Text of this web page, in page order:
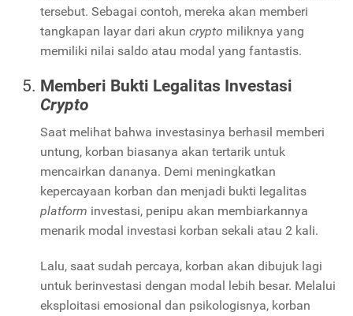
tersebut. Sebagai contoh, mereka akan memberi
tangkapan layar dari akun crypto miliknya yang
memiliki nilai saldo atau modal yang fantastis.
Memberi Bukti Legalitas Investasi
Crypto
Saat melihat bahwa investasinya berhasil memberi
untung, korban biasanya akan tertarik untuk
mencairkan dananya. Demi meningkatkan
kepercayaan korban dan menjadi bukti legalitas
platform investasi, penipu akan membiarkannya
menarik modal investasi korban sekali atau 2 kali.
Lalu, saat sudah percaya, korban akan dibujuk lagi
untuk berinvestasi dengan modal lebih besar. Melalui
eksploitasi emosional dan psikologisnya, korban